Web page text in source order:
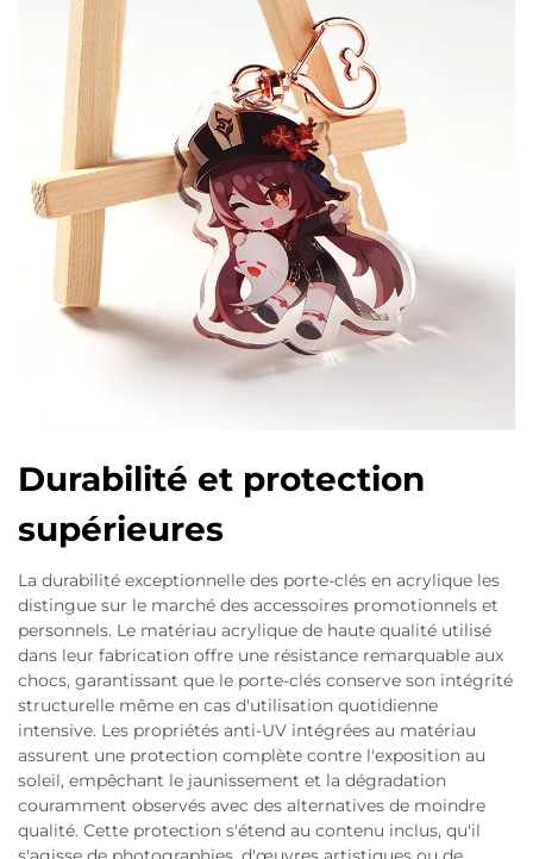
Durabilité et protection
supérieures
La durabilité exceptionnelle des porte-clés en acrylique les
distingue sur le marché des accessoires promotionnels et
personnels. Le matériau acrylique de haute qualité utilisé
dans leur fabrication offre une résistance remarquable aux
chocs, garantissant que le porte-clés conserve son intégrité
structurelle même en cas d'utilisation quotidienne
intensive. Les propriétés anti-UV intégrées au matériau
assurent une protection complète contre l'exposition au
soleil, empêchant le jaunissement et la dégradation
couramment observés avec des alternatives de moindre
qualité. Cette protection s'étend au contenu inclus, qu'il